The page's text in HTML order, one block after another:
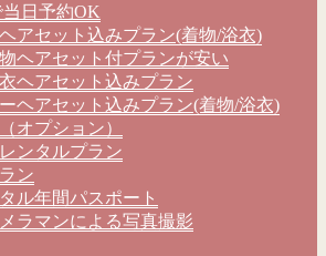
当日予約OK
アセット込みプラン(着物/浴衣)
ヘアセット付プランが安い
ヘアセット込みプラン
ヘアセット込みプラン(着物/浴衣)
オプション）
ンタルプラン
ン
ル年間パスポート
ラマンによる写真撮影